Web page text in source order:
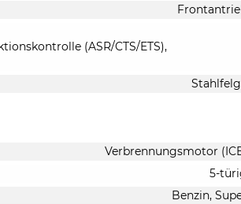
(ASR/CTS/ETS),
Verbrennungsmotor
5-
Benzin,